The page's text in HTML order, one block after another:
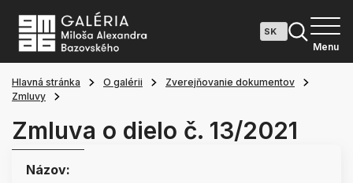
Menu
Hlavná stránka O galérii
Zverejňovanie dokumentov
Zmluvy
Zmluva o dielo č. 13/2021
Názov: